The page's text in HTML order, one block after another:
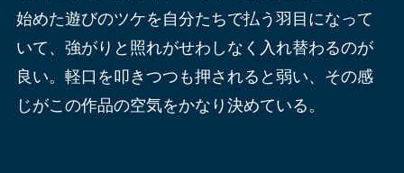
始めた遊びのツケを自分たちで払う羽目になって
いて、強がりと照れがせわしなく入れ替わるのが
良い。軽口を叩きつつも押されると弱い、その感
じがこの作品の空気をかなり決めている。